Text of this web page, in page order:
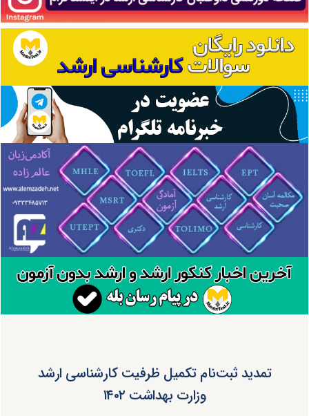
تمدید ثبت‌نام تکمیل ظرفیت کارشناسی‌ ارشد
وزارت بهداشت ۱۴۰۲